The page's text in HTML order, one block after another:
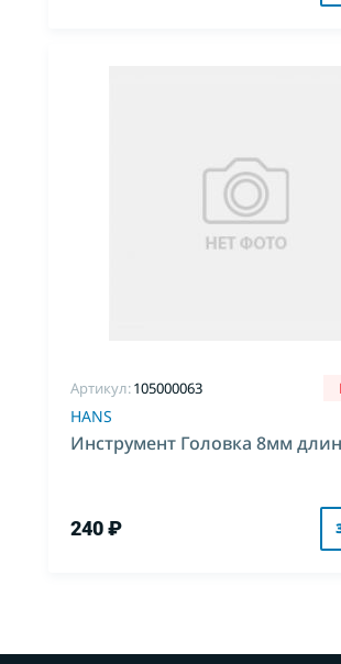
Артикул:105000063
HANS
Инструмент Головка 8мм
240 ₽